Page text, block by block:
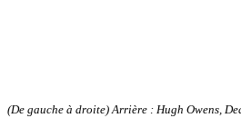
(De gauche à droite) Arrière : Hugh Owens,